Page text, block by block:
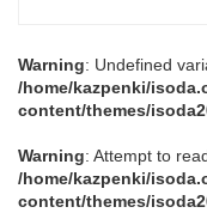
Warning: Undefined
/home/kazpenki/
content/themes/
Warning: Attempt to
/home/kazpenki/
content/themes/